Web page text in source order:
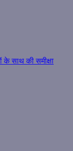
के साथ की समीक्षा